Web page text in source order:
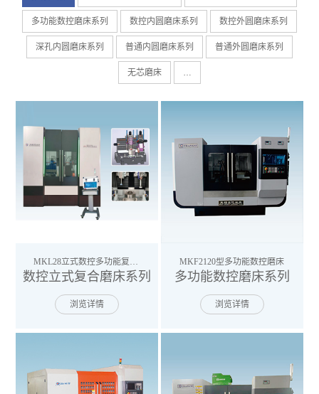
多功能数控磨床系列 数控内圆磨床系列 数控外圆磨床系列
深孔内圆磨床系列 普通内圆磨床系列 普通外圆磨床系列
无芯磨床 …
MKL28立式数控多功能复合磨床
数控立式复合磨床系列
浏览详情
MKF2120型多功能数控磨床
多功能数控磨床系列
浏览详情